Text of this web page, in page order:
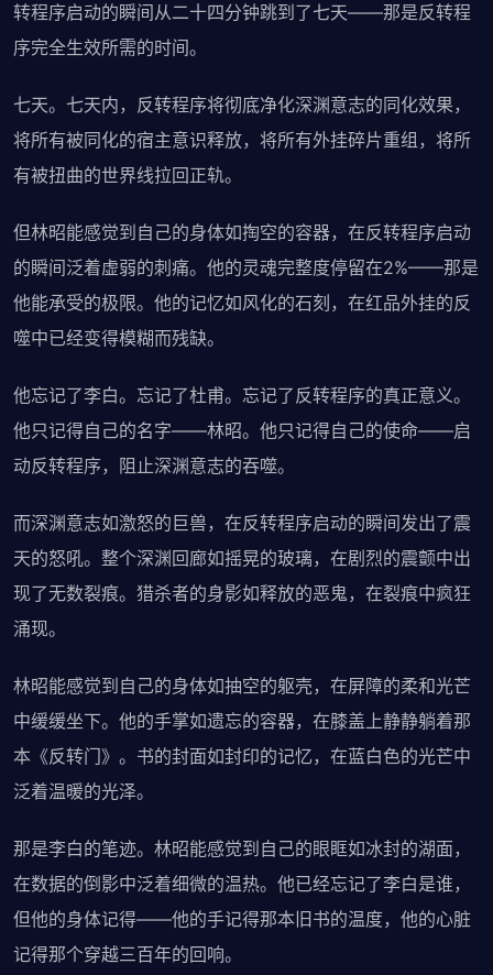
转程序启动的瞬间从二十四分钟跳到了七天——那是反转程
序完全生效所需的时间。
七天。七天内，反转程序将彻底净化深渊意志的同化效果，
将所有被同化的宿主意识释放，将所有外挂碎片重组，将所
有被扭曲的世界线拉回正轨。
但林昭能感觉到自己的身体如掏空的容器，在反转程序启动
的瞬间泛着虚弱的刺痛。他的灵魂完整度停留在2%——那是
他能承受的极限。他的记忆如风化的石刻，在红品外挂的反
噬中已经变得模糊而残缺。
他忘记了李白。忘记了杜甫。忘记了反转程序的真正意义。
他只记得自己的名字——林昭。他只记得自己的使命——启
动反转程序，阻止深渊意志的吞噬。
而深渊意志如激怒的巨兽，在反转程序启动的瞬间发出了震
天的怒吼。整个深渊回廊如摇晃的玻璃，在剧烈的震颤中出
现了无数裂痕。猎杀者的身影如释放的恶鬼，在裂痕中疯狂
涌现。
林昭能感觉到自己的身体如抽空的躯壳，在屏障的柔和光芒
中缓缓坐下。他的手掌如遗忘的容器，在膝盖上静静躺着那
本《反转门》。书的封面如封印的记忆，在蓝白色的光芒中
泛着温暖的光泽。
那是李白的笔迹。林昭能感觉到自己的眼眶如冰封的湖面，
在数据的倒影中泛着细微的温热。他已经忘记了李白是谁，
但他的身体记得——他的手记得那本旧书的温度，他的心脏
记得那个穿越三百年的回响。